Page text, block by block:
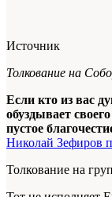
Источник
Толкование на
Если кто из вас
обуздывает
пустое
Николай Зефиров
Толкование на